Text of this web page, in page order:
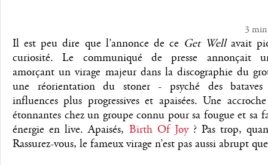
3 min
Il est peu dire que l’annonce de ce Get Wellavait
curiosité. Le communiqué de presse annonçait
amorçant un virage majeur dans la discographie du
une réorientation du stoner - psyché des bataves
influences plus progressives et apaisées. Une
étonnantes chez un groupe connu pour sa fougue et sa
énergie en live. Apaisés, Birth Of Joy? Pas trop,
Rassurez-vous, le fameux virage n’est pas aussi abrupt